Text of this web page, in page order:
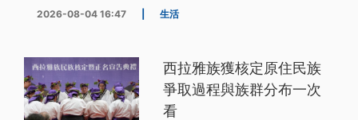
2026-08-04 16:47 生活
西拉雅族獲核定原住民族
爭取過程與族群分布一次
看